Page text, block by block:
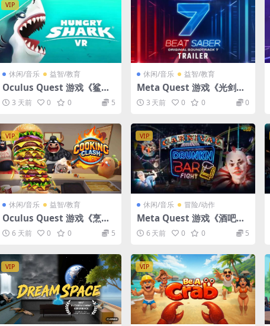
VIP
休闲/音乐 益智/教育
Oculus Quest 游戏《鲨鱼
VR》SHARKS VR
3 天前 0 0 5
休闲/音乐 益智/教育
Meta Quest 游戏《光剑节
奏+DLC 解锁版 正版共存版
本》Beat Saber VR
3 天前 0 0 0
VIP
休闲/音乐 益智/教育
Oculus Quest 游戏《烹饪
冲突VR》Cooking Clash V
R
6 天前 0 0 5
VIP
休闲/音乐 冒险/动作
Meta Quest 游戏《酒吧打
架VR》Drunkn Bar Fight
VR 游戏下载
6 天前 0 0 5
VIP VIP